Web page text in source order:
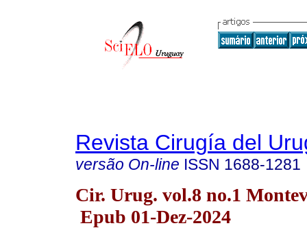
Revista Cirugía del
versão On-line ISSN 1688-1281
Cir. Urug. vol.8 no.1
Epub 01-Dez-2024